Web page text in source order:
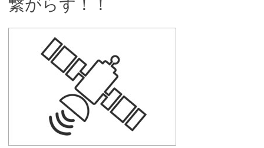
繋がらず！！